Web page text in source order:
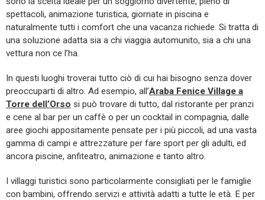
spettacoli, animazione turistica, giornate in piscina e
naturalmente tutti i comfort che una vacanza richiede. Si tratta di
una soluzione adatta sia a chi viaggia automunito, sia a chi una
vettura non ce l’ha.
In questi luoghi troverai tutto ciò di cui hai bisogno senza dover
preoccuparti di altro. Ad esempio, all’Araba Fenice Village a
Torre dell’Orso si può trovare di tutto, dal ristorante per pranzi
e cene al bar per un caffè o per un cocktail in compagnia, dalle
aree giochi appositamente pensate per i più piccoli, ad una vasta
gamma di campi e attrezzature per fare sport per gli adulti, ed
ancora piscine, anfiteatro, animazione e tanto altro.
I villaggi turistici sono particolarmente consigliati per le famiglie
con bambini, offrendo servizi e attività adatti a tutte le età. E per